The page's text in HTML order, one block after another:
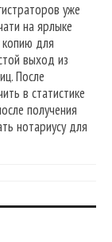
уже
на ярлыке
копию для
выход из
После
в статистике
получения
нотариусу для